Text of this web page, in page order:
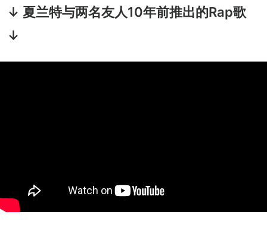
↓ 夏兰特与两名友人10年前推出的Rap歌
↓